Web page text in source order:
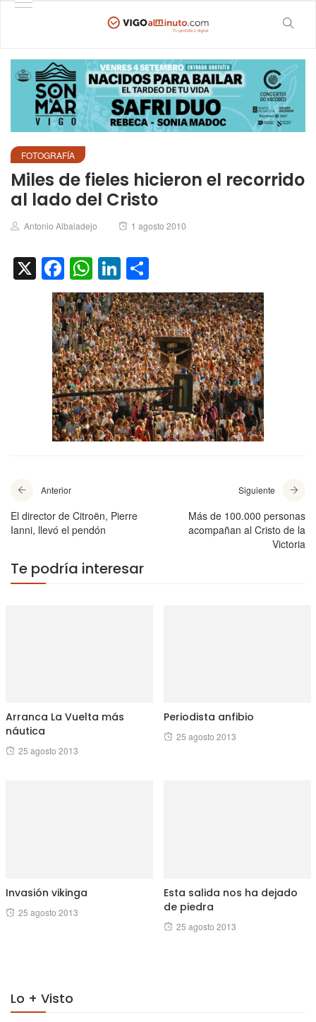
FOTOGRAFÍA
Miles de fieles hicieron el recorrido
al lado del Cristo
Author
Antonio Albaladejo
Posted
1 agosto 2010
X Facebook
WhatsApp
LinkedIn
Anterior
El director de Citroën, Pierre
Ianni, llevó el pendón
Siguiente
Más de 100.000 personas
acompañan al Cristo de la
Victoria
Te podría interesar
Arranca La Vuelta más
náutica
Posted
25 agosto 2013
Periodista anfibio
Posted
25 agosto 2013
Invasión vikinga
Posted
25 agosto 2013
Esta salida nos ha dejado
de piedra
Posted
25 agosto 2013
Lo + Visto